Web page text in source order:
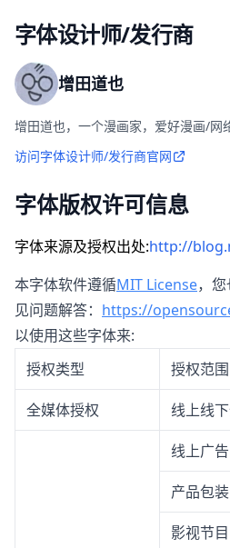
字体设计师/发行商
增田道也
增田道也，一个漫画家，爱好漫画/网
访问字体设计师/发行商官网
字体版权许可信息
字体来源及授权出处:http://
本字体软件遵循MIT License，
见问题解答： https://
以使用这些字体来:
授权类型
授权范围
全媒体授权 线上线
线上广告
产品包装
影视节目